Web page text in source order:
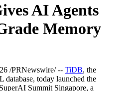
Agent State